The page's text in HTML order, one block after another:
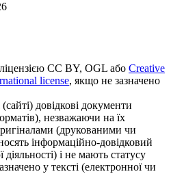
CC BY, OGL або Creative
license, якщо не зазначено
довідкові документи
незважаючи на їх
(друкованими чи
інформаційно-довідковий
і не мають статусу
у тексті (електронної чи